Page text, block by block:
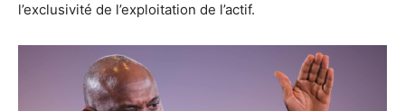
l’exclusivité de l’exploitation de l’actif.